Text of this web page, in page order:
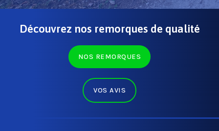
Découvrez nos remorques de qualité
NOS REMORQUES
VOS AVIS